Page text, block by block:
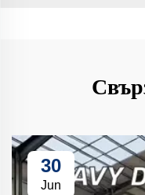
30
Jun